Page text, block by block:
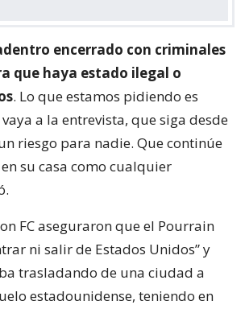
encerrado con criminales
que haya estado ilegal o
. Lo que estamos pidiendo es
a la entrevista, que siga desde
riesgo para nadie. Que continúe
su casa como cualquier
FC aseguraron que el Pourrain
ni salir de Estados Unidos” y
trasladando de una ciudad a
estadounidense, teniendo en